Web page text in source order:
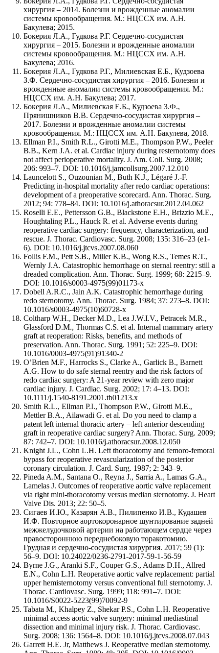
хирургия – 2014. Болезни и врожденные аномалии
системы кровообращения. М.: НЦССХ им. А.Н.
Бакулева; 2015.
Бокерия Л.А., Гудкова Р.Г. Сердечно-сосудистая
хирургия – 2015. Болезни и врожденные аномалии
системы кровообращения. М.: НЦССХ им. А.Н.
Бакулева; 2016.
Бокерия Л.А., Гудкова Р.Г., Милиевская Е.Б., Кудзоева
З.Ф. Сердечно-сосудистая хирургия – 2016. Болезни и
врожденные аномалии системы кровообращения. М.:
НЦССХ им. А.Н. Бакулева; 2017.
Бокерия Л.А., Милиевская Е.Б., Кудзоева З.Ф.,
Прянишников В.В. Сердечно-сосудистая хирургия –
2017. Болезни и врожденные аномалии системы
кровообращения. М.: НЦССХ им. А.Н. Бакулева, 2018.
Ellman P.I., Smith R.L., Girotti M.E., Thompson P.W., Peeler
B.B., Kern J.A. et al. Cardiac injury during resternotomy does
not affect perioperative mortality. J. Am. Coll. Surg. 2008;
206: 993–7. DOI: 10.1016/j.jamcollsurg.2007.12.010
Launcelott S., Ouzounian M., Buth K.J., Légaré J.-F.
Predicting in-hospital mortality after redo cardiac operations:
development of a preoperative scorecard. Ann. Thorac. Surg.
2012; 94: 778–84. DOI: 10.1016/j.athoracsur.2012.04.062
Roselli E.E., Pettersson G.B., Blackstone E.H., Brizzio M.E.,
Houghtaling P.L., Hauck R. et al. Adverse events during
reoperative cardiac surgery: frequency, characterization, and
rescue. J. Thorac. Cardiovasc. Surg. 2008; 135: 316–23 (e1-
6). DOI: 10.1016/j.jtcvs.2007.08.060
Follis F.M., Pett S.B., Miller K.B., Wong R.S., Temes R.T.,
Wernly J.A. Catastrophic hemorrhage on sternal reentry: still a
dreaded complication. Ann. Thorac. Surg. 1999; 68: 2215–9.
DOI: 10.1016/s0003-4975(99)01173-x
Dobell A.R.C., Jain A.K. Catastrophic hemorrhage during
redo sternotomy. Ann. Thorac. Surg. 1984; 37: 273–8. DOI:
10.1016/s0003-4975(10)60728-x
Coltharp W.H., Decker M.D., Lea J.W.I.V., Petracek M.R.,
Glassford D.M., Thormas C.S. et al. Internal mammary artery
graft at reoperation: Risks, benefits, and methods of
preservation. Ann. Thorac. Surg. 1991; 52: 225–9. DOI:
10.1016/0003-4975(91)91340-2
O’Brien M.F., Harrocks S., Clarke A., Garlick B., Barnett
A.G. How to do safe sternal reentry and the risk factors of
redo cardiac surgery: A 21-year review with zero major
cardiac injury. J. Cardiac. Surg. 2002; 17: 4–13. DOI:
10.1111/j.1540-8191.2001.tb01213.x
Smith R.L., Ellman P.I., Thompson P.W., Girotti M.E.,
Mettler B.A., Ailawadi G. et al. Do you need to clamp a
patent left internal thoracic artery – left anterior descending
graft in reoperative cardiac surgery? Ann. Thorac. Surg. 2009;
87: 742–7. DOI: 10.1016/j.athoracsur.2008.12.050
Knight J.L., Cohn L.H. Left thoracotomy and femoro-femoral
bypass for reoperative revascularization of the posterior
coronary circulation. J. Card. Surg. 1987; 2: 343–9.
Pineda A.M., Santana O., Reyna J., Sarria A., Lamas G.A.,
Lamelas J. Outcomes of reoperative aortic valve replacement
via right mini-thoracotomy versus median sternotomy. J. Heart
Valve Dis. 2013; 22: 50–5.
Сигаев И.Ю., Казарян А.В., Пилипенко И.В., Кудашев
И.Ф. Повторное аортокоронарное шунтирование задней
межжелудочковой артерии на работающем сердце через
правостороннюю переднебоковую торакотомию.
Грудная и сердечно-сосудистая хирургия. 2017; 59 (1):
56–9. DOI: 10.24022/0236-2791-2017-59-1-56-59
Byrne J.G., Aranki S.F., Couper G.S., Adams D.H., Allred
E.N., Cohn L.H. Reoperative aortic valve replacement: partial
upper hemisternotomy versus conventional full sternotomy. J.
Thorac. Cardiovasc. Surg. 1999; 118: 991–7. DOI:
10.1016/S0022-5223(99)70092-9
Tabata M., Khalpey Z., Shekar P.S., Cohn L.H. Reoperative
minimal access aortic valve surgery: minimal mediastinal
dissection and minimal injury risk. J. Thorac. Cardiovasc.
Surg. 2008; 136: 1564–8. DOI: 10.1016/j.jtcvs.2008.07.043
Garrett H.E. Jr, Matthews J. Reoperative median sternotomy.